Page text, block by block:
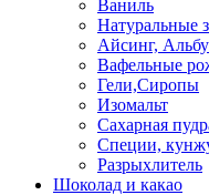
Ваниль
Натуральные
Айсинг,
Вафельные
Гели,Сиропы
Изомальт
Сахарная
Специи,
Разрыхлитель
Шоколад и какао